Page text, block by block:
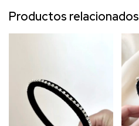
Productos relacionados